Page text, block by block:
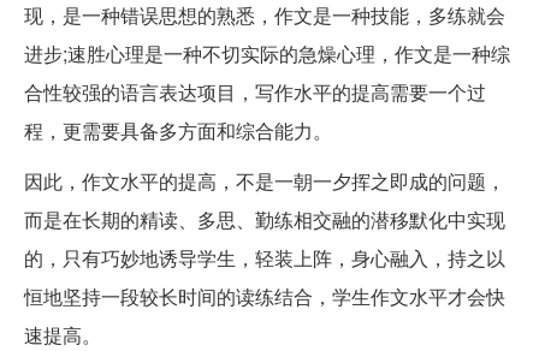
现，是一种错误思想的熟悉，作文是一种技能，多练就会
进步;速胜心理是一种不切实际的急燥心理，作文是一种综
合性较强的语言表达项目，写作水平的提高需要一个过
程，更需要具备多方面和综合能力。
因此，作文水平的提高，不是一朝一夕挥之即成的问题，
而是在长期的精读、多思、勤练相交融的潜移默化中实现
的，只有巧妙地诱导学生，轻装上阵，身心融入，持之以
恒地坚持一段较长时间的读练结合，学生作文水平才会快
速提高。